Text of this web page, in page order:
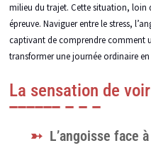
milieu du trajet. Cette situation, loin
épreuve. Naviguer entre le stress,
captivant de comprendre comment
transformer une journée ordinaire
La sensation de
L’angoisse face